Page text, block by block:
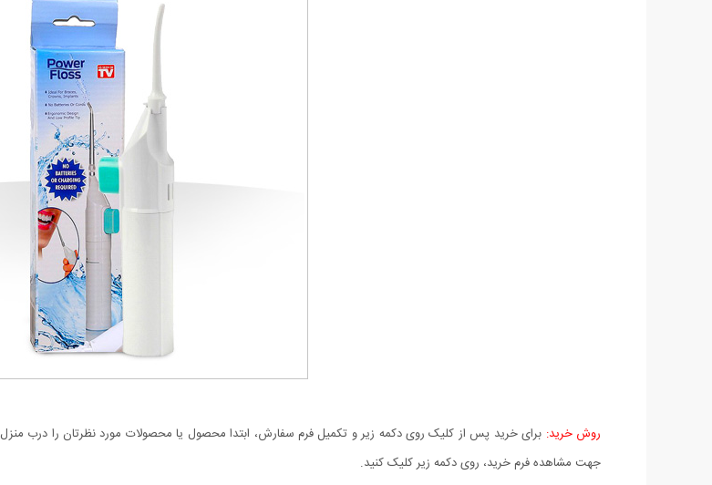
روش خرید: برای خرید پس از کلیک روی دکمه زیر و تکمیل فرم سفارش، ابتدا محصول یا محصولات مورد نظرتان را درب
جهت مشاهده فرم خرید، روی دکمه زیر کلیک کنید.